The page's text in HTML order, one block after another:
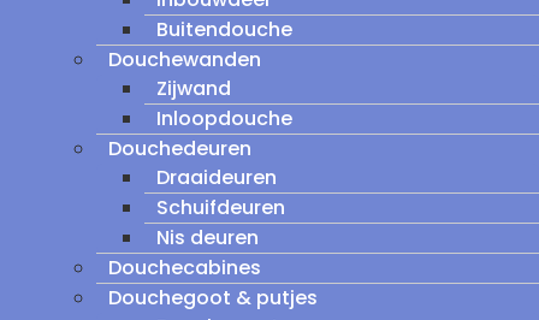
Buitendouche
Douchewanden
Zijwand
Inloopdouche
Douchedeuren
Draaideuren
Schuifdeuren
Nis deuren
Douchecabines
Douchegoot & putjes